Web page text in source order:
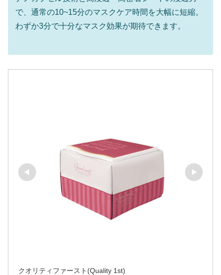
で、通常の10~15分のマスクケア時間を大幅に短縮。
わずか3分で十分なマスク効果が期待できます。
クオリティファースト(Quality 1st)